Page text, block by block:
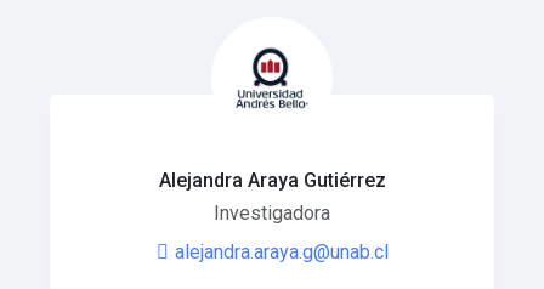
Alejandra Araya Gutiérrez
Investigadora
alejandra.araya.g@unab.cl